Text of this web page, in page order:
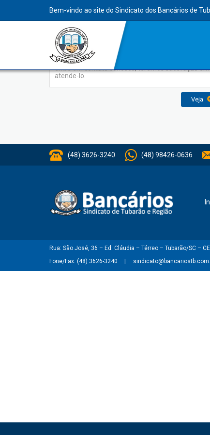
Bem-vindo ao site do Sindicato dos Bancários de
Contato
Para obter mais informações ou enviar sugestões,
entre em contato conosco, teremos satisfação em
atende-lo.
Veja
(48) 3626-3240 (48) 98426-0636
Rua: São José, 36 – Ed. Cláudia – Térreo – Tubarão/SC –
Fone/Fax: (48) 3626-3240